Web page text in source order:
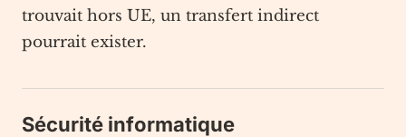
trouvait hors UE, un transfert indirect
pourrait exister.
Sécurité informatique